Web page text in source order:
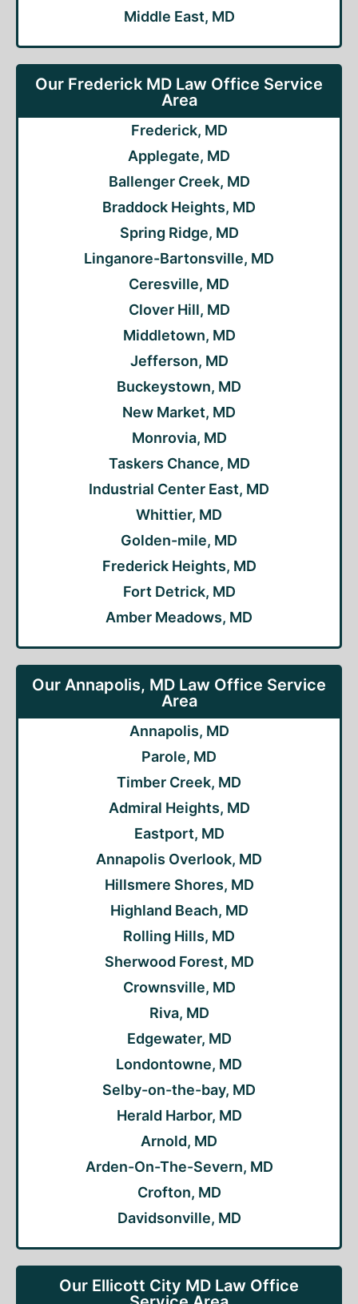
Middle East, MD
Our Frederick MD Law Office Service
Area
Frederick, MD
Applegate, MD
Ballenger Creek, MD
Braddock Heights, MD
Spring Ridge, MD
Linganore-Bartonsville, MD
Ceresville, MD
Clover Hill, MD
Middletown, MD
Jefferson, MD
Buckeystown, MD
New Market, MD
Monrovia, MD
Taskers Chance, MD
Industrial Center East, MD
Whittier, MD
Golden-mile, MD
Frederick Heights, MD
Fort Detrick, MD
Amber Meadows, MD
Our Annapolis, MD Law Office Service
Area
Annapolis, MD
Parole, MD
Timber Creek, MD
Admiral Heights, MD
Eastport, MD
Annapolis Overlook, MD
Hillsmere Shores, MD
Highland Beach, MD
Rolling Hills, MD
Sherwood Forest, MD
Crownsville, MD
Riva, MD
Edgewater, MD
Londontowne, MD
Selby-on-the-bay, MD
Herald Harbor, MD
Arnold, MD
Arden-On-The-Severn, MD
Crofton, MD
Davidsonville, MD
Our Ellicott City MD Law Office